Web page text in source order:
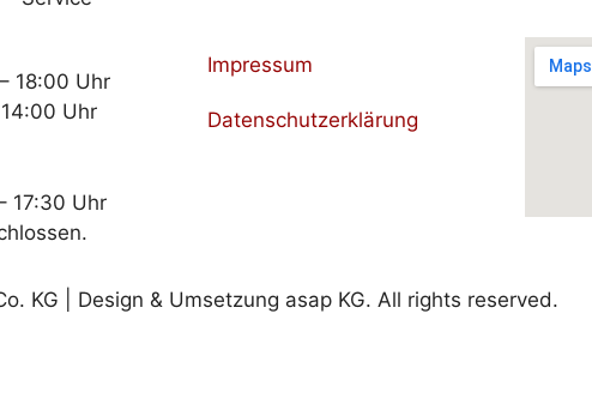
18:00 Uhr
Uhr
17:30 Uhr
Impressum
Datenschutzerklärung
KG | Design & Umsetzung asap KG. All rights reserved.